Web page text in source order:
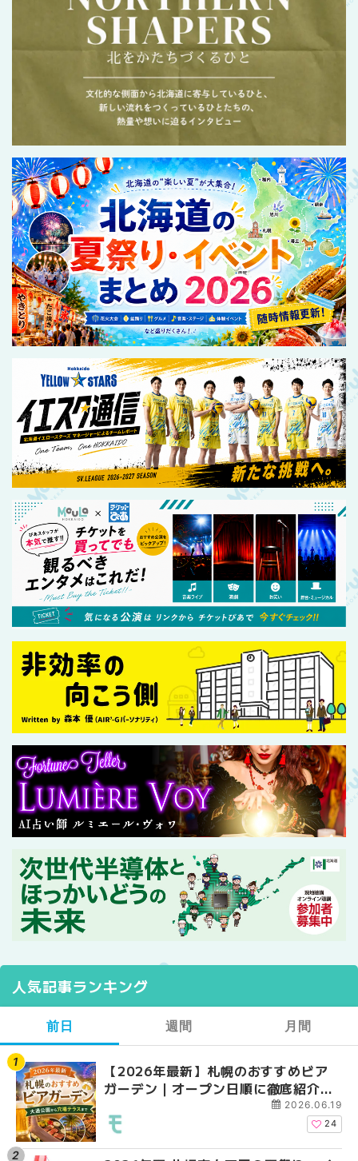
人気記事ランキング
前日
【2026年最新】札幌のおすすめビア
ガーデン｜オープン日順に徹底紹介！
大通公園から穴場テラスまで | MouLa
HOKKAIDO
2026.06.19
24
週間
【2026年最新】札幌
ガーデン｜オープン日
大通公園から穴場テ
月間
【2026年最新】札幌
ガーデン｜オープン日
大通公園から穴場テ